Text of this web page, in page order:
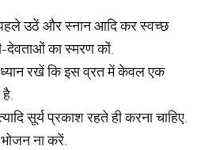
पहले उठें और स्नान आदि कर स्वच्छ
देवताओं का स्मरण कों.
रखें कि इस व्रत में केवल एक
सूर्य प्रकाश रहते ही करना चाहिए.
ना करें.